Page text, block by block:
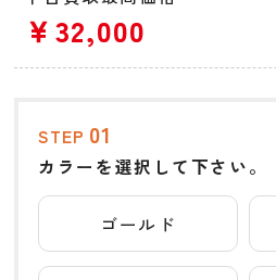
￥32,000
STEP 01
カラーを選択して下さい。
ゴールド